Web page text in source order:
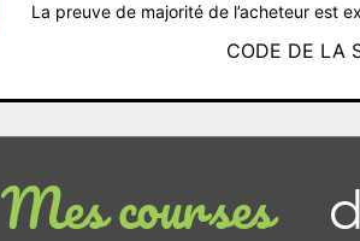
La preuve de majorité de l’acheteur est
CODE DE LA
Mes courses